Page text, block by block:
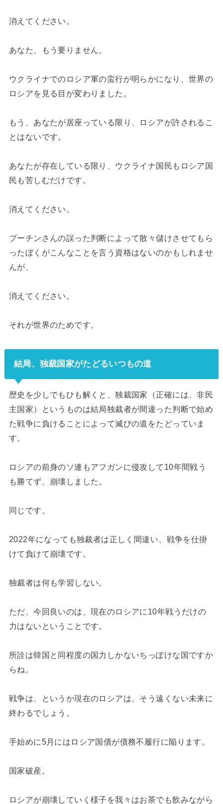
消えてください。
あなた、もう要りません。
ウクライナでのロシア軍の蛮行が明らかになり、世界の
ロシアを見る目が変わりました。
もう、あなたが居座っている限り、ロシアが許されるこ
とはないです。
あなたが存在している限り、ウクライナ国民もロシア国
民も苦しむだけです。
消えてください。
プーチンさんの誤った判断によって散々儲けさせてもら
ったぼくがこんなことを言う資格はないのかもしれませ
んが、
消えてください。
それが世界のためです。
結局、独裁国家がたどるいつもの道
歴史を少しでもひも解くと、独裁国家（正確には、非民
主国家）というものは結局独裁者が間違った判断で始め
た戦争に負けることによって滅びの道をたどっていま
す。
ロシアの前身のソ連もアフガンに侵攻して10年間戦う
も勝てず、崩壊しました。
同じです。
2022年になっても独裁者は正しく間違い、戦争を仕掛
けて負けて崩壊です。
独裁者は何も学習しない。
ただ、今回良いのは、現在のロシアに10年戦うだけの
力はないということです。
所詮は韓国と同程度の国力しかないちっぽけな国ですか
らね。
戦争は、というか現在のロシアは、そう遠くない未来に
終わるでしょう。
手始めに5月にはロシア国債が債務不履行に陥ります。
国家破産。
ロシアが崩壊していく様子を我々はお茶でも飲みながら